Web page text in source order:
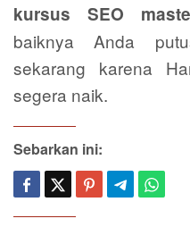
kursus SEO
baiknya Anda
sekarang karena
segera naik.
Sebarkan ini: